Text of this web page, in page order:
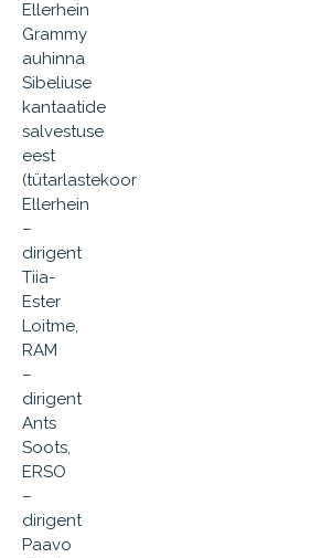
Ellerhein
Grammy
auhinna
Sibeliuse
kantaatide
salvestuse
eest
(tütarlastekoor
Ellerhein
–
dirigent
Tiia-
Ester
Loitme,
RAM
–
dirigent
Ants
Soots,
ERSO
–
dirigent
Paavo